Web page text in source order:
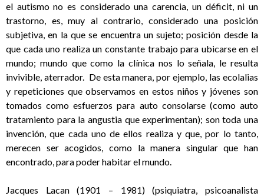
el autismo no es considerado una carencia, un déficit, ni un
trastorno, es, muy al contrario, considerado una posición
subjetiva, en la que se encuentra un sujeto; posición desde la
que cada uno realiza un constante trabajo para ubicarse en el
mundo; mundo que como la clínica nos lo señala, le resulta
invivible, aterrador. De esta manera, por ejemplo, las ecolalias
y repeticiones que observamos en estos niños y jóvenes son
tomados como esfuerzos para auto consolarse (como auto
tratamiento para la angustia que experimentan); son toda una
invención, que cada uno de ellos realiza y que, por lo tanto,
merecen ser acogidos, como la manera singular que han
encontrado, para poder habitar el mundo.
Jacques Lacan (1901 – 1981) (psiquiatra, psicoanalista